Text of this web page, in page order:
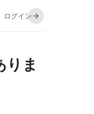
ログイン
りま